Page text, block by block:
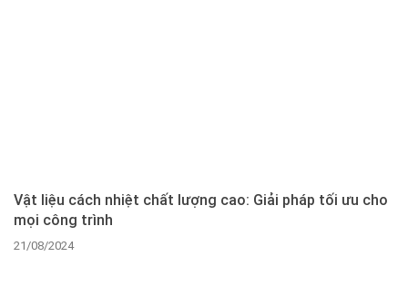
Vật liệu cách nhiệt chất lượng cao: Giải pháp tối ưu cho
mọi công trình
21/08/2024